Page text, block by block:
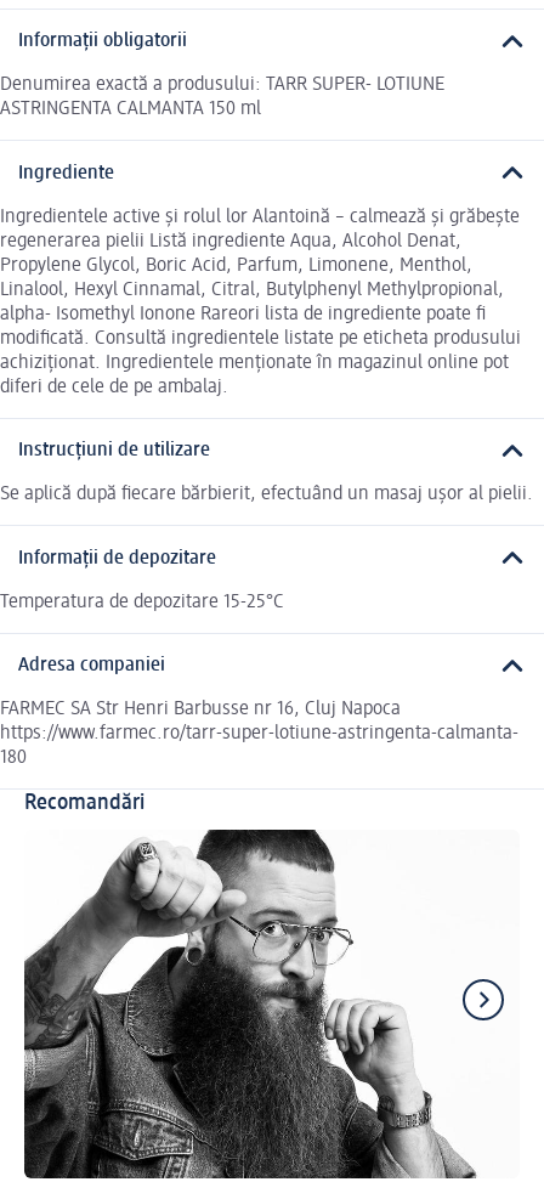
Informații obligatorii
Denumirea exactă a produsului: TARR SUPER- LOTIUNE
ASTRINGENTA CALMANTA 150 ml
Ingrediente
Ingredientele active și rolul lor Alantoină – calmează și grăbește
regenerarea pielii Listă ingrediente Aqua, Alcohol Denat,
Propylene Glycol, Boric Acid, Parfum, Limonene, Menthol,
Linalool, Hexyl Cinnamal, Citral, Butylphenyl Methylpropional,
alpha- Isomethyl Ionone Rareori lista de ingrediente poate fi
modificată. Consultă ingredientele listate pe eticheta produsului
achiziționat. Ingredientele menționate în magazinul online pot
diferi de cele de pe ambalaj.
Instrucțiuni de utilizare
Se aplică după fiecare bărbierit, efectuând un masaj uşor al pielii.
Informații de depozitare
Temperatura de depozitare 15-25°C
Adresa companiei
FARMEC SA Str Henri Barbusse nr 16, Cluj Napoca
https://www.farmec.ro/tarr-super-lotiune-astringenta-calmanta-
180
Recomandări